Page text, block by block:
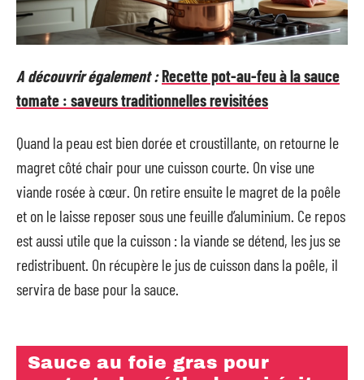
A découvrir également :Recette pot-au-feu à la sauce
tomate : saveurs traditionnelles revisitées
Quand la peau est bien dorée et croustillante, on retourne le
magret côté chair pour une cuisson courte. On vise une
viande rosée à cœur. On retire ensuite le magret de la poêle
et on le laisse reposer sous une feuille d’aluminium. Ce repos
est aussi utile que la cuisson : la viande se détend, les jus se
redistribuent. On récupère le jus de cuisson dans la poêle, il
servira de base pour la sauce.
Sauce au foie gras pour